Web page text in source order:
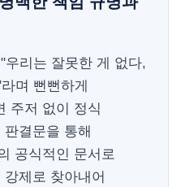
리는 잘못한 게 없다,
며 뻔뻔하게
주저 없이 정식
결문을 통해
공식적인 문서로
제로 찾아내어